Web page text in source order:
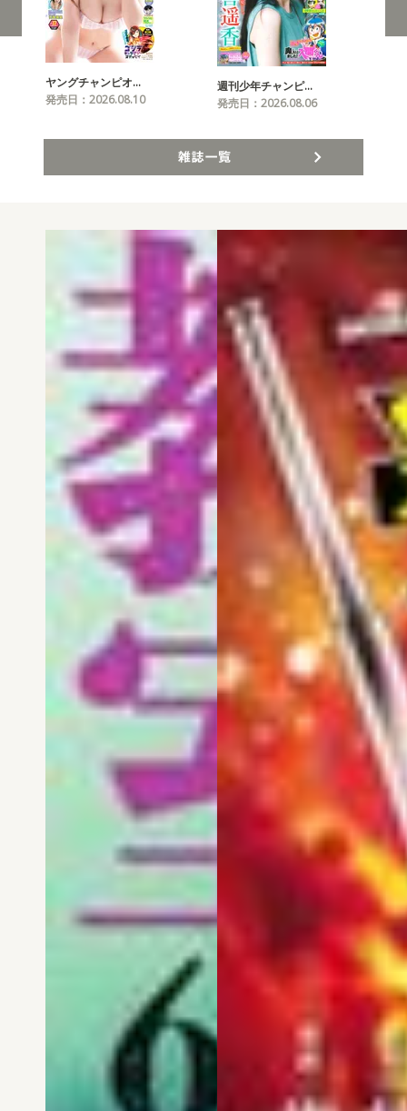
ヤングチャンピオ…
発売日：2026.08.10
週刊少年チャンピ…
発売日：2026.08.06